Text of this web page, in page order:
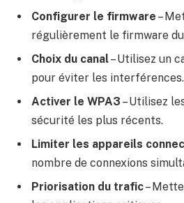
Configurer le firmware –
régulièrement le firmware
Choix du canal– Utilisez un
pour éviter les interférences.
Activer le WPA3 – Utilisez
sécurité les plus récents.
Limiter les appareils
nombre de connexions
Priorisation du trafic–